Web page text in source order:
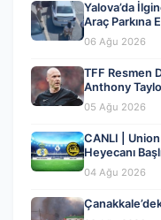
Yalova’da
Araç Parkına
06 Ağu 2026
TFF Resmen
Anthony
05 Ağu 2026
CANLI |
Heyecanı
04 Ağustos
04 Ağu 2026